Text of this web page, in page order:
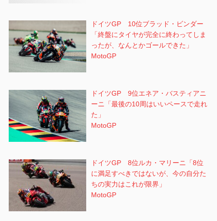
ドイツGP 10位ブラッド・ビンダー
「終盤にタイヤが完全に終わってしま
ったが、なんとかゴールできた」
MotoGP
ドイツGP 9位エネア・バスティアニ
ーニ「最後の10周はいいペースで走れ
た」
MotoGP
ドイツGP 8位ルカ・マリーニ「8位
に満足すべきではないが、今の自分た
ちの実力はこれが限界」
MotoGP